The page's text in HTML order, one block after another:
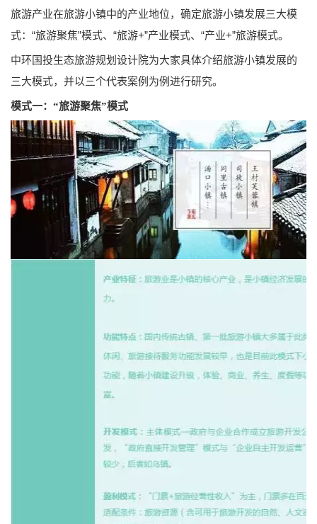
旅游产业在旅游小镇中的产业地位，确定旅游小镇发展三大模
式：“旅游聚焦”模式、“旅游+”产业模式、“产业+”旅游模式。
中环国投生态旅游规划设计院为大家具体介绍旅游小镇发展的
三大模式，并以三个代表案例为例进行研究。
模式一：“旅游聚焦”模式